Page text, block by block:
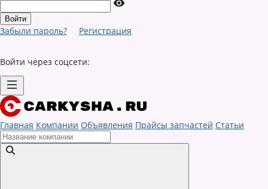
Забыли пароль? Регистрация
Войти через соцсети:
Главная Компании Объявления Прайсы запчастей Статьи